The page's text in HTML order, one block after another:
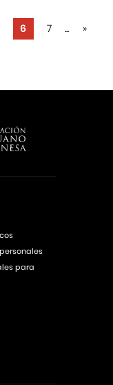
6 7 ... »
para